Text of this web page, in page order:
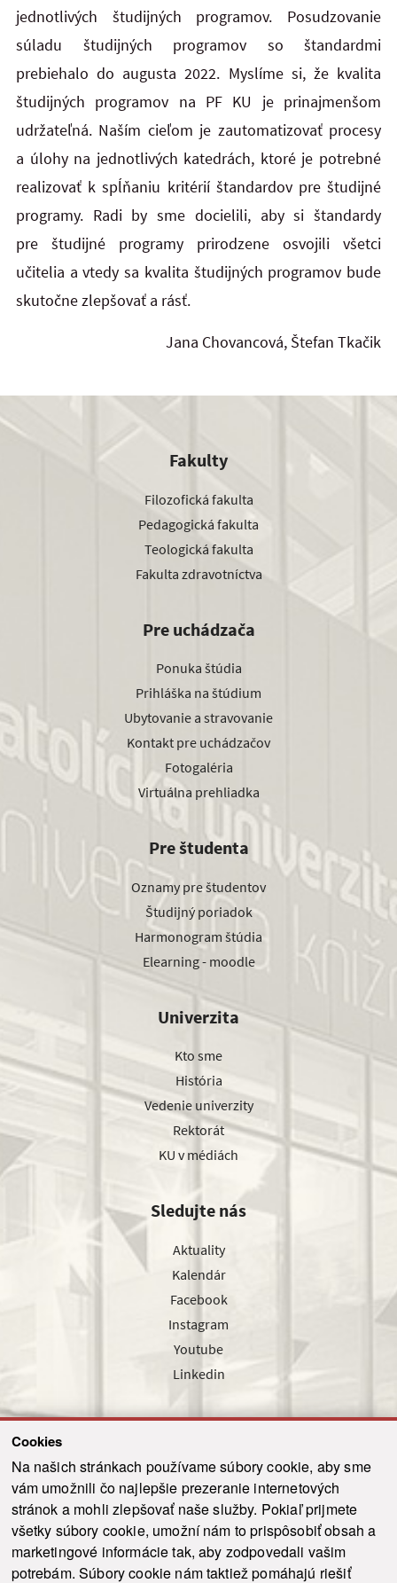
Cookies
Na našich stránkach používame súbory cookie, aby sme
vám umožnili čo najlepšie prezeranie internetových
stránok a mohli zlepšovať naše služby. Pokiaľ prijmete
všetky súbory cookie, umožní nám to prispôsobiť obsah a
marketingové informácie tak, aby zodpovedali vašim
potrebám. Súbory cookie nám taktiež pomáhajú riešiť
jednotlivých študijných programov. Posudzovanie
súladu študijných programov so štandardmi
prebiehalo do augusta 2022. Myslíme si, že kvalita
študijných programov na PF KU je prinajmenšom
udržateľná. Naším cieľom je zautomatizovať procesy
a úlohy na jednotlivých katedrách, ktoré je potrebné
realizovať k spĺňaniu kritérií štandardov pre študijné
programy. Radi by sme docielili, aby si štandardy
pre študijné programy prirodzene osvojili všetci
učitelia a vtedy sa kvalita študijných programov bude
skutočne zlepšovať a rásť.
Jana Chovancová, Štefan Tkačik
Fakulty
Filozofická fakulta
Pedagogická fakulta
Teologická fakulta
Fakulta zdravotníctva
Pre uchádzača
Ponuka štúdia
Prihláška na štúdium
Ubytovanie a stravovanie
Kontakt pre uchádzačov
Fotogaléria
Virtuálna prehliadka
Pre študenta
Oznamy pre študentov
Študijný poriadok
Harmonogram štúdia
Elearning - moodle
Univerzita
Kto sme
História
Vedenie univerzity
Rektorát
KU v médiách
Sledujte nás
Aktuality
Kalendár
Facebook
Instagram
Youtube
Linkedin
Odoslať